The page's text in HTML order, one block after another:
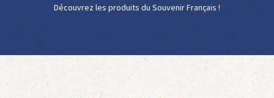
Découvrez les produits du Souvenir Français !